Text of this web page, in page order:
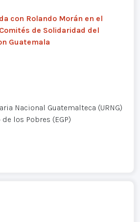
con Rolando Morán en el
de Solidaridad del
Guatemala
Nacional Guatemalteca (URNG)
los Pobres (EGP)